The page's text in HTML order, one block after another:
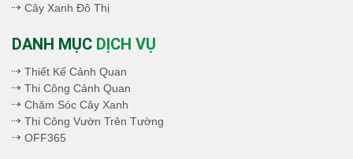
Cây Xanh Đô Thị
DANH MỤC DỊCH VỤ
Thiết Kế Cảnh Quan
Thi Công Cảnh Quan
Chăm Sóc Cây Xanh
Thi Công Vườn Trên Tường
OFF365